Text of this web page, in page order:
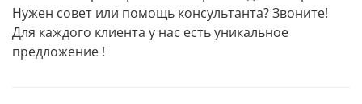
Нужен совет или помощь консультанта? Звоните!
Для каждого клиента у нас есть уникальное
предложение !